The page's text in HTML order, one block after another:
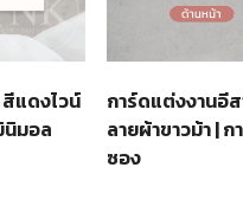
แดงไวน์
นิมอล
การ์ดแต่งงานอี
ลายผ้าขาวม้า |
ซอง